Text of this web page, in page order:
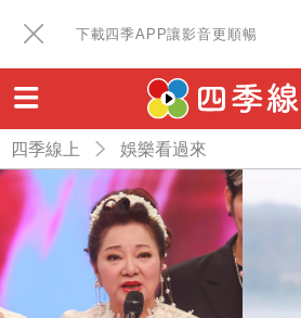
下載四季APP讓影音更順暢
四季線上 娛樂看過來